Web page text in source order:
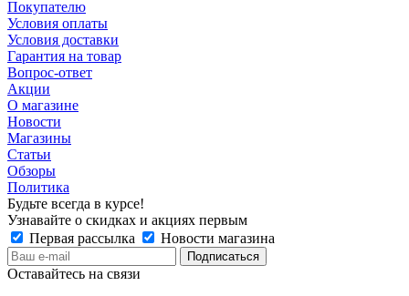
Покупателю
Условия оплаты
Условия доставки
Гарантия на товар
Вопрос-ответ
Акции
О магазине
Новости
Магазины
Статьи
Обзоры
Политика
Будьте всегда в курсе!
Узнавайте о скидках и акциях первым
Первая рассылка
Новости магазина
Оставайтесь на связи